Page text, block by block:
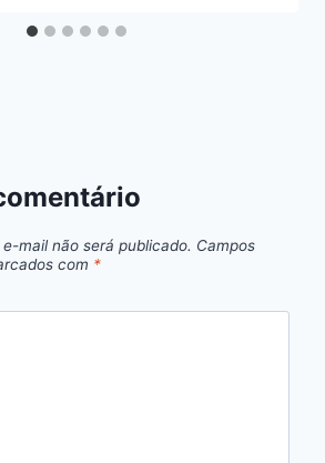
mail não será publicado. Campos
com *